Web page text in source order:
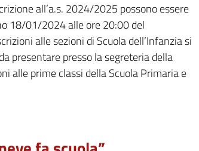
all’a.s. 2024/2025 possono essere
18/01/2024 alle ore 20:00 del
alle sezioni di Scuola dell’Infanzia si
presentare presso la segreteria della
alle prime classi della Scuola Primaria e